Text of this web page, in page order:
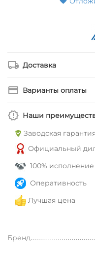
Доставка
Варианты оплаты
Наши
Заводская гарантия
Официальный
100%
Оперативность
Лучшая цена
Бренд